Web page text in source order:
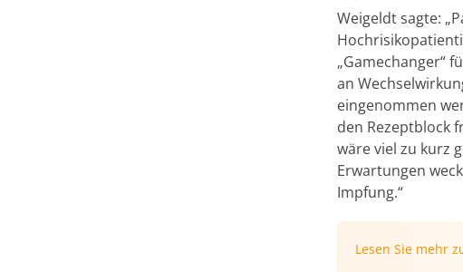
Weigeldt sagte:
„Gamechanger“
an
eingenommen
den Rezeptblock
wäre viel zu kurz
Erwartungen
Impfung.“
Lesen Sie mehr